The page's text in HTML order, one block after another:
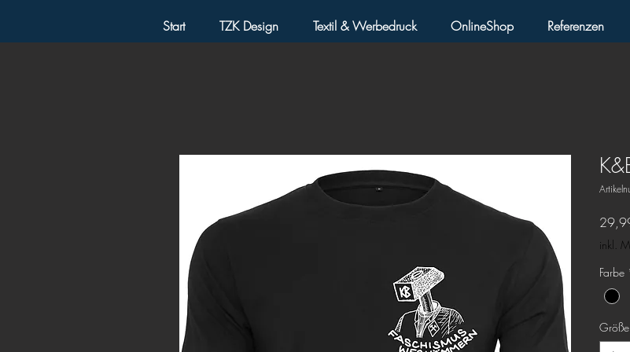
Start TZK Design Textil & Werbedruck OnlineShop Referenzen
inkl.
Farbe
Größe